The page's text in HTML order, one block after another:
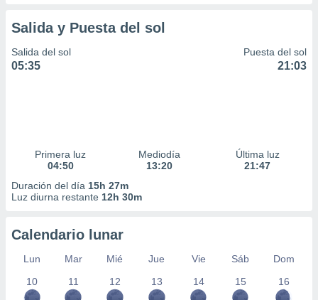
Salida y Puesta del sol
Salida del sol
05:35
Puesta del sol
21:03
Primera luz
04:50
Mediodía
13:20
Última luz
21:47
Duración del día 15h 27m
Luz diurna restante 12h 30m
Calendario lunar
Lun Mar Mié Jue Vie Sáb
Dom
10
11 12 13 14 15 16